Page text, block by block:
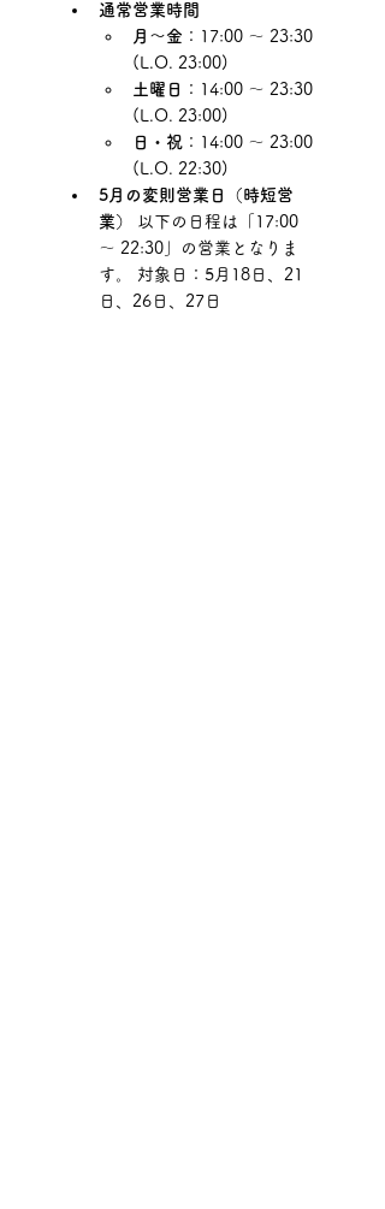
通常営業時間
月～金 ：17:00 ～ 23:30
(L.O. 23:00)
土曜日
：14:00 ～ 23:30
(L.O. 23:00)
日・祝 ：14:00 ～ 23:00
(L.O. 22:30)
5月の変則営業日（時短営
業）
以下の日程は「17:00
～ 22:30」の営業となりま
す。 対象日：5月18日、21
日、26日、27日